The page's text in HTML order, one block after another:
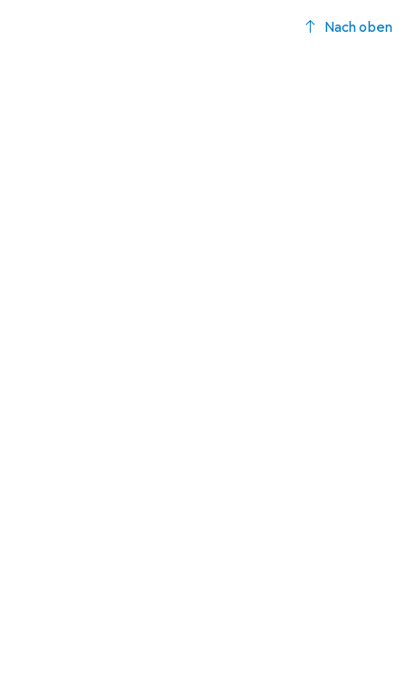
Nach oben